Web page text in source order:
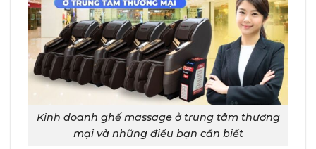
Kinh doanh ghế massage ở trung tâm thương
mại và những điều bạn cần biết